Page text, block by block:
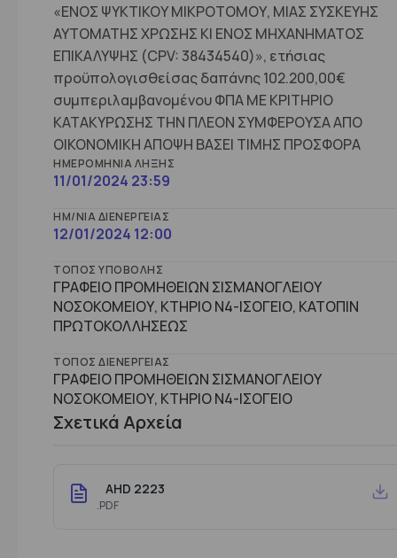
«ΕΝΟΣ ΨΥΚΤΙΚΟΥ ΜΙΚΡΟΤΟΜΟΥ, ΜΙΑΣ ΣΥΣΚΕΥΗΣ
ΑΥΤΟΜΑΤΗΣ ΧΡΩΣΗΣ ΚΙ ΕΝΟΣ ΜΗΧΑΝΗΜΑΤΟΣ
ΕΠΙΚΑΛΥΨΗΣ (CPV: 38434540)», ετήσιας
προϋπoλογισθείσας δαπάνης 102.200,00€
συμπεριλαμβανομένου ΦΠΑ ΜΕ ΚΡΙΤΗΡΙΟ
ΚΑΤΑΚΥΡΩΣΗΣ ΤΗΝ ΠΛΕΟΝ ΣΥΜΦΕΡΟΥΣΑ ΑΠΟ
ΟΙΚΟΝΟΜΙΚΗ ΑΠΟΨΗ ΒΑΣΕΙ ΤΙΜΗΣ ΠΡΟΣΦΟΡΑ
ΗΜΕΡΟΜΗΝΊΑ ΛΉΞΗΣ
11/01/2024 23:59
ΗΜ/ΝΊΑ ΔΙΕΝΈΡΓΕΙΑΣ
12/01/2024 12:00
ΤΌΠΟΣ ΥΠΟΒΟΛΉΣ
ΓΡΑΦΕΙΟ ΠΡΟΜΗΘΕΙΩΝ ΣΙΣΜΑΝΟΓΛΕΙΟΥ
ΝΟΣΟΚΟΜΕΙΟΥ, ΚΤΗΡΙΟ Ν4-ΙΣΟΓΕΙΟ, ΚΑΤΟΠΙΝ
ΠΡΩΤΟΚΟΛΛΗΣΕΩΣ
ΤΌΠΟΣ ΔΙΕΝΈΡΓΕΙΑΣ
ΓΡΑΦΕΙΟ ΠΡΟΜΗΘΕΙΩΝ ΣΙΣΜΑΝΟΓΛΕΙΟΥ
ΝΟΣΟΚΟΜΕΙΟΥ, ΚΤHΡΙΟ Ν4-ΙΣΟΓΕΙΟ
Σχετικά Αρχεία
AHD 2223
.PDF